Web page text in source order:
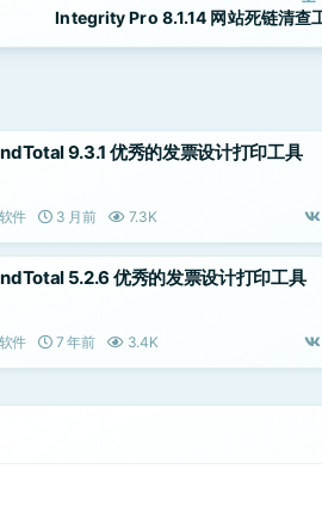
Integrity Pro 8.1.14 网站死链清查
9.3.1 优秀的发票设计打印工具
件 3 月前 7.3K
5.2.6 优秀的发票设计打印工具
件 7 年前 3.4K